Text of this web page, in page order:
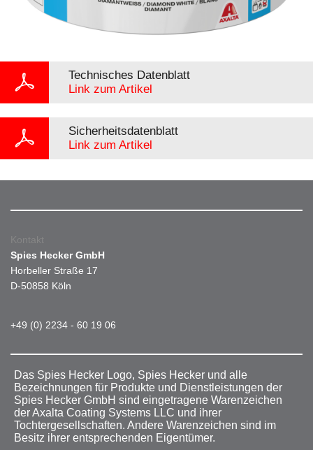
Technisches Datenblatt
Link zum Artikel
Sicherheitsdatenblatt
Link zum Artikel
Kontakt
Spies Hecker GmbH
Horbeller Straße 17
D-50858 Köln
+49 (0) 2234 - 60 19 06
Das Spies Hecker Logo, Spies Hecker und alle
Bezeichnungen für Produkte und Dienstleistungen der
Spies Hecker GmbH sind eingetragene Warenzeichen
der Axalta Coating Systems LLC und ihrer
Tochtergesellschaften. Andere Warenzeichen sind im
Besitz ihrer entsprechenden Eigentümer.